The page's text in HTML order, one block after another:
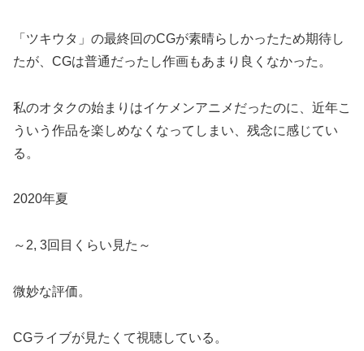
「ツキウタ」の最終回のCGが素晴らしかったため期待し
たが、CGは普通だったし作画もあまり良くなかった。
私のオタクの始まりはイケメンアニメだったのに、近年こ
ういう作品を楽しめなくなってしまい、残念に感じてい
る。
2020年夏
～2, 3回目くらい見た～
微妙な評価。
CGライブが見たくて視聴している。